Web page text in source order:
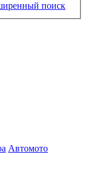
поиск
Автомото